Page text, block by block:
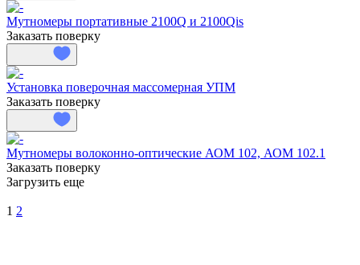
Мутномеры портативные 2100Q и 2100Qis
Заказать поверку
Установка поверочная массомерная УПМ
Заказать поверку
Мутномеры волоконно-оптические АОМ 102, АОМ 102.1
Заказать поверку
Загрузить еще
1 2